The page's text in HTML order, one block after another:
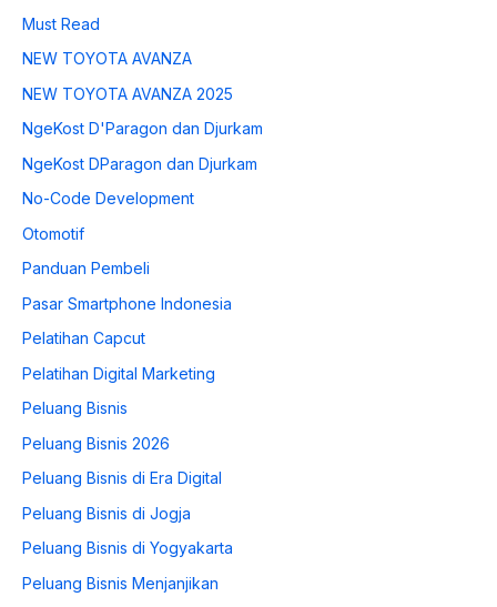
Must Read
NEW TOYOTA AVANZA
NEW TOYOTA AVANZA 2025
NgeKost D'Paragon dan Djurkam
NgeKost DParagon dan Djurkam
No-Code Development
Otomotif
Panduan Pembeli
Pasar Smartphone Indonesia
Pelatihan Capcut
Pelatihan Digital Marketing
Peluang Bisnis
Peluang Bisnis 2026
Peluang Bisnis di Era Digital
Peluang Bisnis di Jogja
Peluang Bisnis di Yogyakarta
Peluang Bisnis Menjanjikan